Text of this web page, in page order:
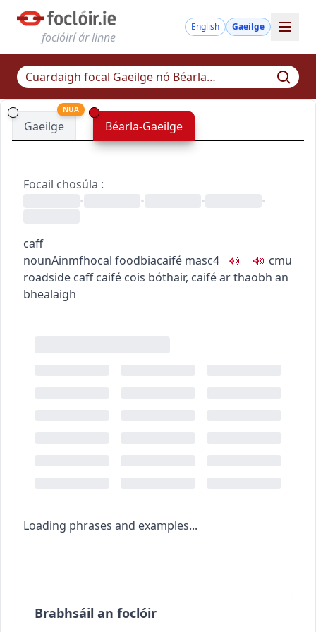
foclóirí ár linne
English Gaeilge
Gaeilge
NUA
Béarla-Gaeilge
Focail chosúla :
•
• • •
caff
nounAinmfhocal foodbiacaifé masc4 cmu
roadside caff caifé cois bóthair, caifé ar thaobh an
bhealaigh
Loading phrases and examples...
Brabhsáil an foclóir